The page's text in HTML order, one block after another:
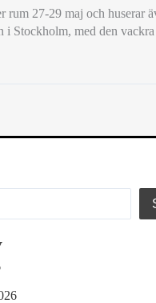
rum 27-29 maj och huserar
i Stockholm, med den